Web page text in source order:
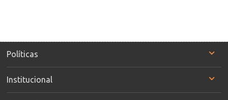
Políticas
Institucional